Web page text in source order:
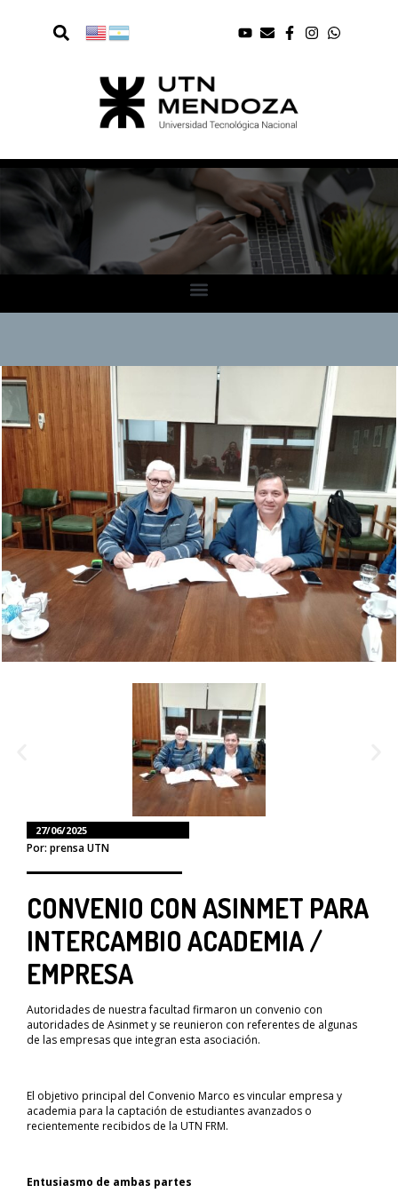
27/06/2025
Por: prensa UTN
CONVENIO CON ASINMET PARA
INTERCAMBIO ACADEMIA /
EMPRESA
Autoridades de nuestra facultad firmaron un convenio con
autoridades de Asinmet y se reunieron con referentes de algunas
de las empresas que integran esta asociación.
El objetivo principal del Convenio Marco es vincular empresa y
academia para la captación de estudiantes avanzados o
recientemente recibidos de la UTN FRM.
Entusiasmo de ambas partes